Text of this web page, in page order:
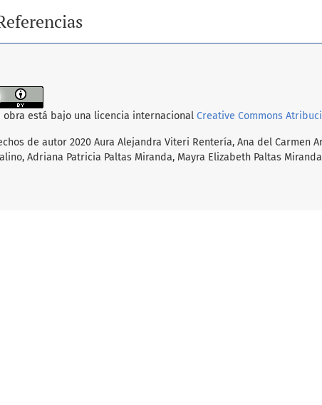
obra está bajo una licencia internacional Creative Commons
de autor 2020 Aura Alejandra Viteri Rentería, Ana del Carmen
Adriana Patricia Paltas Miranda, Mayra Elizabeth Paltas Miranda